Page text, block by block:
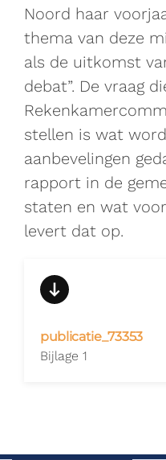
Noord haar
thema van deze
als de uitkomst
debat”. De vraag
stellen is wat
aanbevelingen
rapport in de
staten en wat
levert dat op.
publicatie_73353
Bijlage 1